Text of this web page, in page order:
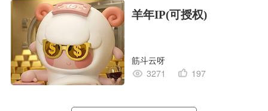
羊年IP(可授权)
筋斗云呀
3271
197